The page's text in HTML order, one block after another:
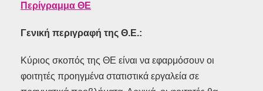
Περίγραμμα ΘΕ
Γενική περιγραφή της Θ.Ε.:
Κύριος σκοπός της ΘΕ είναι να εφαρμόσουν οι
φοιτητές προηγμένα στατιστικά εργαλεία σε